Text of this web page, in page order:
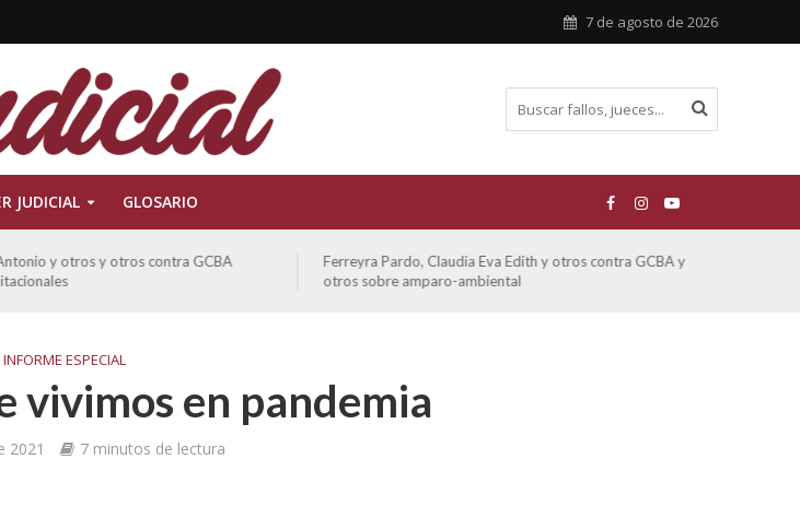
7 de agosto de 2026
JUDICIAL GLOSARIO
y otros y otros contra GCBA
Ferreyra Pardo, Claudia Eva Edith y otros contra GCBA y
otros sobre amparo-ambiental
INFORME ESPECIAL
vivimos en pandemia
2021 7 minutos de lectura